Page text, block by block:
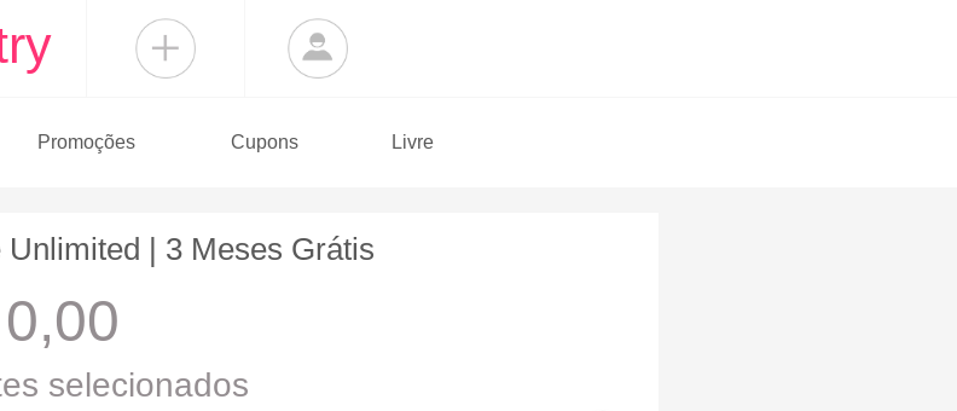
Promoções Cupons Livre
Unlimited | 3 Meses Grátis
selecionados